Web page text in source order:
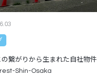
繋がりから生まれた自社物件
Shin-Osaka